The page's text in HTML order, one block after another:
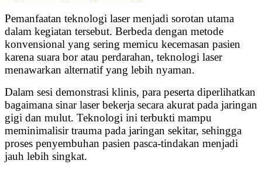
Pemanfaatan teknologi laser menjadi sorotan utama
dalam kegiatan tersebut. Berbeda dengan metode
konvensional yang sering memicu kecemasan pasien
karena suara bor atau perdarahan, teknologi laser
menawarkan alternatif yang lebih nyaman.
Dalam sesi demonstrasi klinis, para peserta diperlihatkan
bagaimana sinar laser bekerja secara akurat pada jaringan
gigi dan mulut. Teknologi ini terbukti mampu
meminimalisir trauma pada jaringan sekitar, sehingga
proses penyembuhan pasien pasca-tindakan menjadi
jauh lebih singkat.